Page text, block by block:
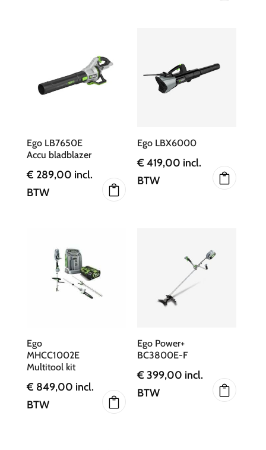
Ego LB7650E
Accu bladblazer
€ 289,00 incl.
BTW
Ego LBX6000
€ 419,00 incl.
BTW
Ego
MHCC1002E
Multitool kit
€ 849,00 incl.
BTW
Ego Power+
BC3800E-F
€ 399,00 incl.
BTW